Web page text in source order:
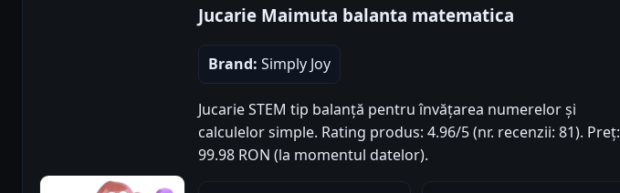
Jucarie Maimuta balanta matematica
Brand: Simply Joy
Jucarie STEM tip balanță pentru învățarea numerelor și
calculelor simple. Rating produs: 4.96/5 (nr. recenzii: 81). Preț:
99.98 RON (la momentul datelor).